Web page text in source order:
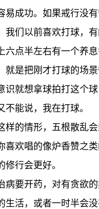
易成功。如果戒行没
我们以前喜欢打球，
六点半左右有一个养
就是把刚才打球的场
识就想拿球拍打这个
不能说，我在打球。
样的情形，五根散乱
喜欢唱的像炉香赞之
修行会更好。
病要开药，对有贪欲
生活，或者一时半会